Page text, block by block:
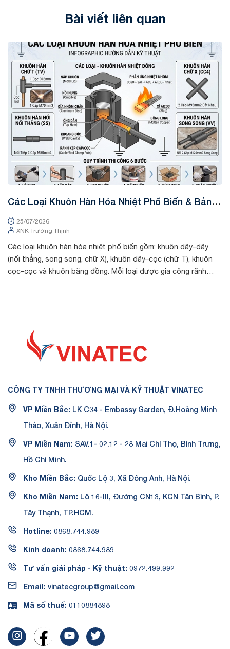
Bài viết liên quan
Các Loại Khuôn Hàn Hóa Nhiệt Phổ Biến & Bảng
25/07/2026
XNK Trường Thịnh
Các loại khuôn hàn hóa nhiệt phổ biến gồm: khuôn dây–dây
(nối thẳng, song song, chữ X), khuôn dây–cọc (chữ T), khuôn
cọc–cọc và khuôn băng đồng. Mỗi loại được gia công rãnh
CÔNG TY TNHH THƯƠNG MẠI VÀ KỸ THUẬT VINATEC
VP Miền Bắc: LK C34 - Embassy Garden, Đ.Hoàng Minh
Thảo, Xuân Đỉnh, Hà Nội.
VP Miền Nam: SAV.1- 02.12 - 28 Mai Chí Thọ, Bình Trưng,
Hồ Chí Minh.
Kho Miền Bắc: Quốc Lộ 3, Xã Đông Anh, Hà Nội.
Kho Miền Nam: Lô 16-III, Đường CN13, KCN Tân Bình, P.
Tây Thạnh, TP.HCM.
Hotline: 0868.744.989
Kinh doanh: 0868.744.989
Tư vấn giải pháp - Kỹ thuật: 0972.499.992
Email: vinatecgroup@gmail.com
Mã số thuế: 0110884898